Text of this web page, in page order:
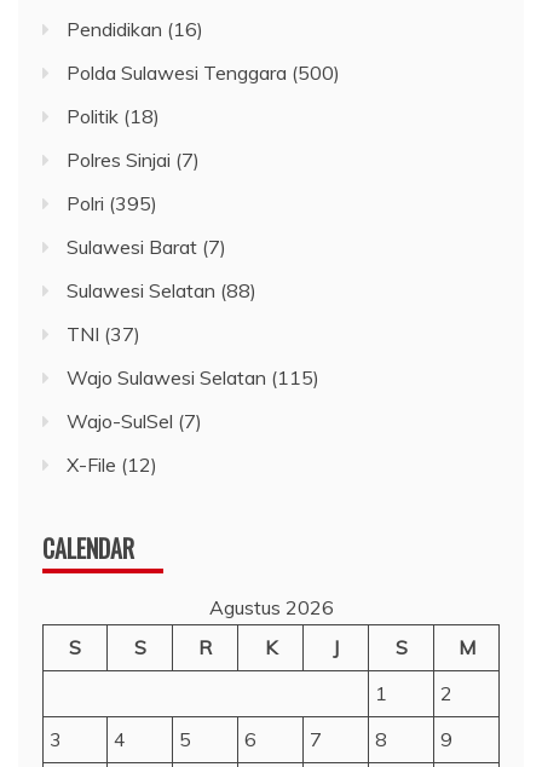
Pendidikan (16)
Polda Sulawesi Tenggara (500)
Politik (18)
Polres Sinjai (7)
Polri (395)
Sulawesi Barat (7)
Sulawesi Selatan (88)
TNI (37)
Wajo Sulawesi Selatan (115)
Wajo-SulSel (7)
X-File (12)
CALENDAR
Agustus 2026
S
S R K J S
M
1
2
3
4 5 6 7 8
9